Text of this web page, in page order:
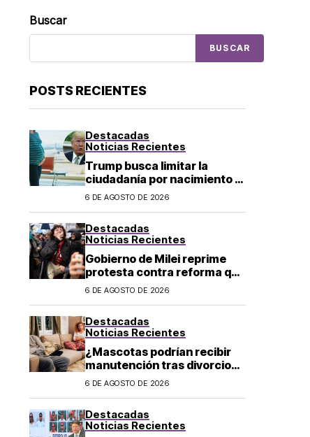
Buscar
BUSCAR
POSTS RECIENTES
Destacadas
Noticias Recientes
Trump busca limitar la
ciudadanía por nacimiento y
el «turismo de parto» en EU;
6 DE AGOSTO DE 2026
Destacadas
Noticias Recientes
Gobierno de Milei reprime
protesta contra reforma que
permite la venta de tierra a
6 DE AGOSTO DE 2026
Destacadas
Noticias Recientes
¿Mascotas podrían recibir
manutención tras divorcio
de sus dueños en CDMX?
6 DE AGOSTO DE 2026
Destacadas
Noticias Recientes